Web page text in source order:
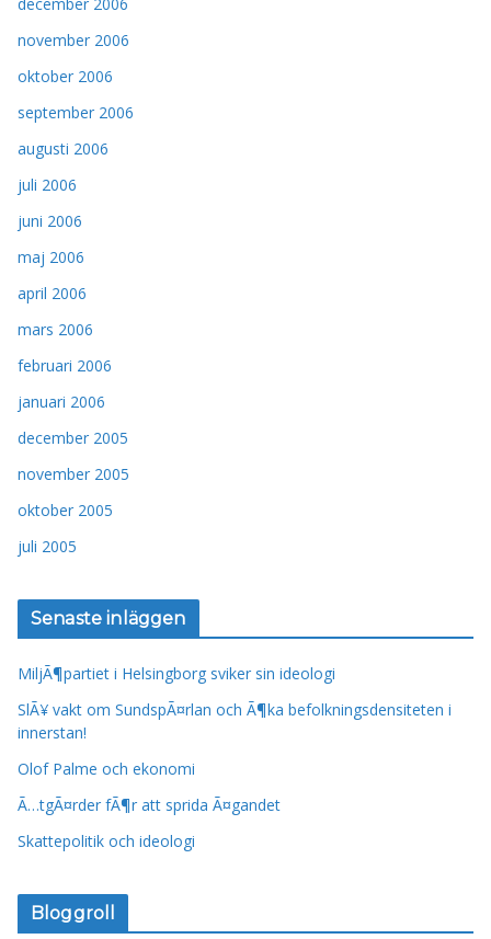
november 2006
oktober 2006
september 2006
augusti 2006
juli 2006
juni 2006
maj 2006
april 2006
mars 2006
februari 2006
januari 2006
december 2005
november 2005
oktober 2005
juli 2005
Senaste inläggen
MiljÃ¶partiet i Helsingborg sviker sin ideologi
SlÃ¥ vakt om SundspÃ¤rlan och Ã¶ka befolkningsdensiteten i
innerstan!
Olof Palme och ekonomi
Ã…tgÃ¤rder fÃ¶r att sprida Ã¤gandet
Skattepolitik och ideologi
Bloggroll